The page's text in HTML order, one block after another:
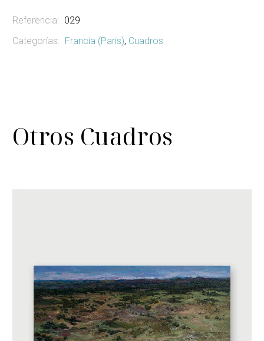
Referencia: 029
Categorías: Francia (Paris), Cuadros
Otros Cuadros